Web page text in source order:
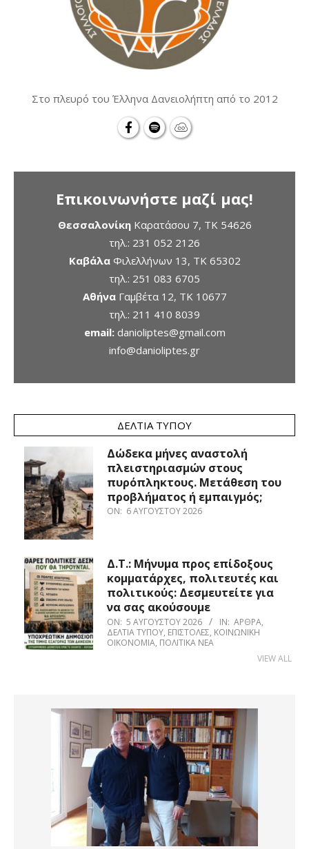
Στο πλευρό του Έλληνα Δανειολήπτη από το 2012
Επικοινωνήστε μαζί μας!
ΘεσσαλονίκηΚαρατάσου 7, TK 54626
τηλ.: 231 052 2126
ΚαβάλαΦιλελλήνων 13, ΤΚ 65302
τηλ.: 251 083 6705
ΑθήναΓαμβέτα 12, ΤΚ 10677
τηλ.: 211 410 8039
email: danioliptes@gmail.com
info@danioliptes.gr
ΔΕΛΤΊΑ ΤΎΠΟΥ
Δώδεκα μήνες αναστολή
πλειστηριασμών στους
πυρόπληκτους. Μετάθεση του
προβλήματος ή εμπαιγμός;
ON: 6 ΑΥΓΟΎΣΤΟΥ 2026
Δ.Τ.: Μήνυμα προς επίδοξους
κομματάρχες, πολιτευτές και
πολιτικούς: Δεσμευτείτε για
να σας ακούσουμε
ON: 5 ΑΥΓΟΎΣΤΟΥ 2026 IN: ΆΡΘΡΑ,
ΔΕΛΤΊΑ ΤΎΠΟΥ, ΕΠΙΣΤΟΛΈΣ, ΚΟΙΝΩΝΙΚΉ
ΟΙΚΟΝΟΜΊΑ, ΠΟΛΙΤΙΚΆ ΝΈΑ
VIEW ALL